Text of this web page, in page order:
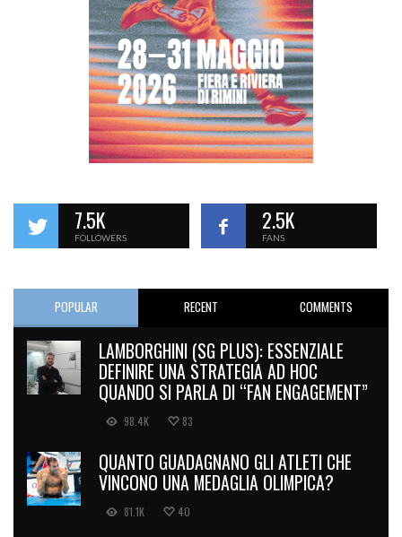
7.5K
FOLLOWERS
2.5K
FANS
POPULAR RECENT COMMENTS
LAMBORGHINI (SG PLUS): ESSENZIALE
DEFINIRE UNA STRATEGIA AD HOC
QUANDO SI PARLA DI “FAN ENGAGEMENT”
98.4K 83
QUANTO GUADAGNANO GLI ATLETI CHE
VINCONO UNA MEDAGLIA OLIMPICA?
81.1K 40